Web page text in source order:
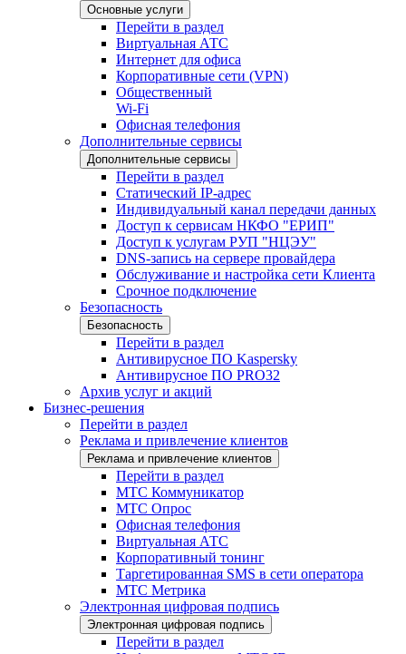
Основные услуги
Перейти в раздел
Виртуальная АТС
Интернет для офиса
Корпоративные сети (VPN)
Общественный
Wi-Fi
Офисная телефония
Дополнительные сервисы
Дополнительные сервисы
Перейти в раздел
Статический IP-адрес
Индивидуальный канал передачи данных
Доступ к сервисам НКФО "ЕРИП"
Доступ к услугам РУП "НЦЭУ"
DNS-запись на сервере провайдера
Обслуживание и настройка сети Клиента
Срочное подключение
Безопасность
Безопасность
Перейти в раздел
Антивирусное ПО Kaspersky
Антивирусное ПО PRO32
Архив услуг и акций
Бизнес-решения
Перейти в раздел
Реклама и привлечение клиентов
Реклама и привлечение клиентов
Перейти в раздел
МТС Коммуникатор
МТС Опрос
Офисная телефония
Виртуальная АТС
Корпоративный тонинг
Таргетированная SMS в сети оператора
МТС Метрика
Электронная цифровая подпись
Электронная цифровая подпись
Перейти в раздел